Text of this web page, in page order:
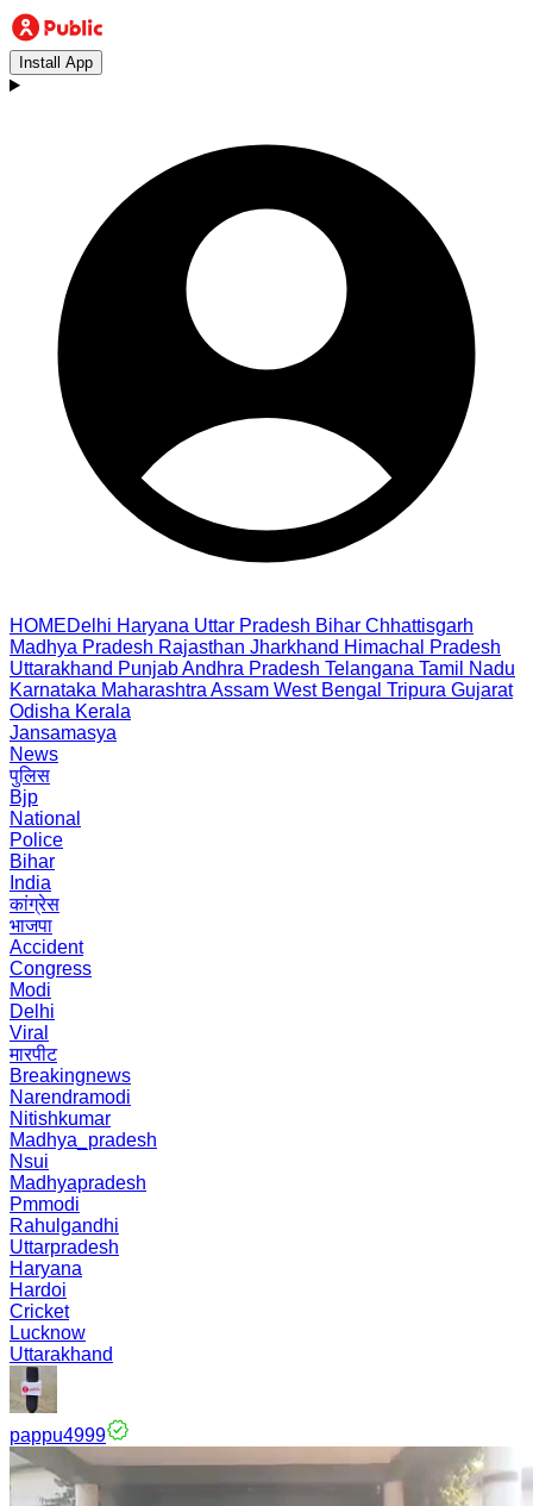
Install App
HOMEDelhi Haryana Uttar Pradesh Bihar Chhattisgarh
Madhya Pradesh Rajasthan Jharkhand Himachal Pradesh
Uttarakhand PunjabAndhra Pradesh Telangana Tamil Nadu
Karnataka Maharashtra Assam West Bengal Tripura Gujarat
Odisha Kerala
Jansamasya
News
पुलिस
Bjp
National
Police
Bihar
India
कांग्रेस
भाजपा
Accident
Congress
Modi
Delhi
Viral
मारपीट
Breakingnews
Narendramodi
Nitishkumar
Madhya_pradesh
Nsui
Madhyapradesh
Pmmodi
Rahulgandhi
Uttarpradesh
Haryana
Hardoi
Cricket
Lucknow
Uttarakhand
pappu4999